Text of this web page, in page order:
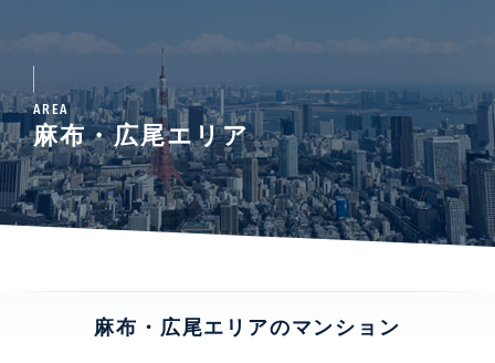
AREA
麻布・広尾エリア
麻布・広尾エリアのマンション